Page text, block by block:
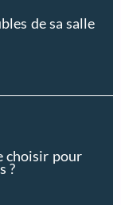
de sa salle
choisir pour
?